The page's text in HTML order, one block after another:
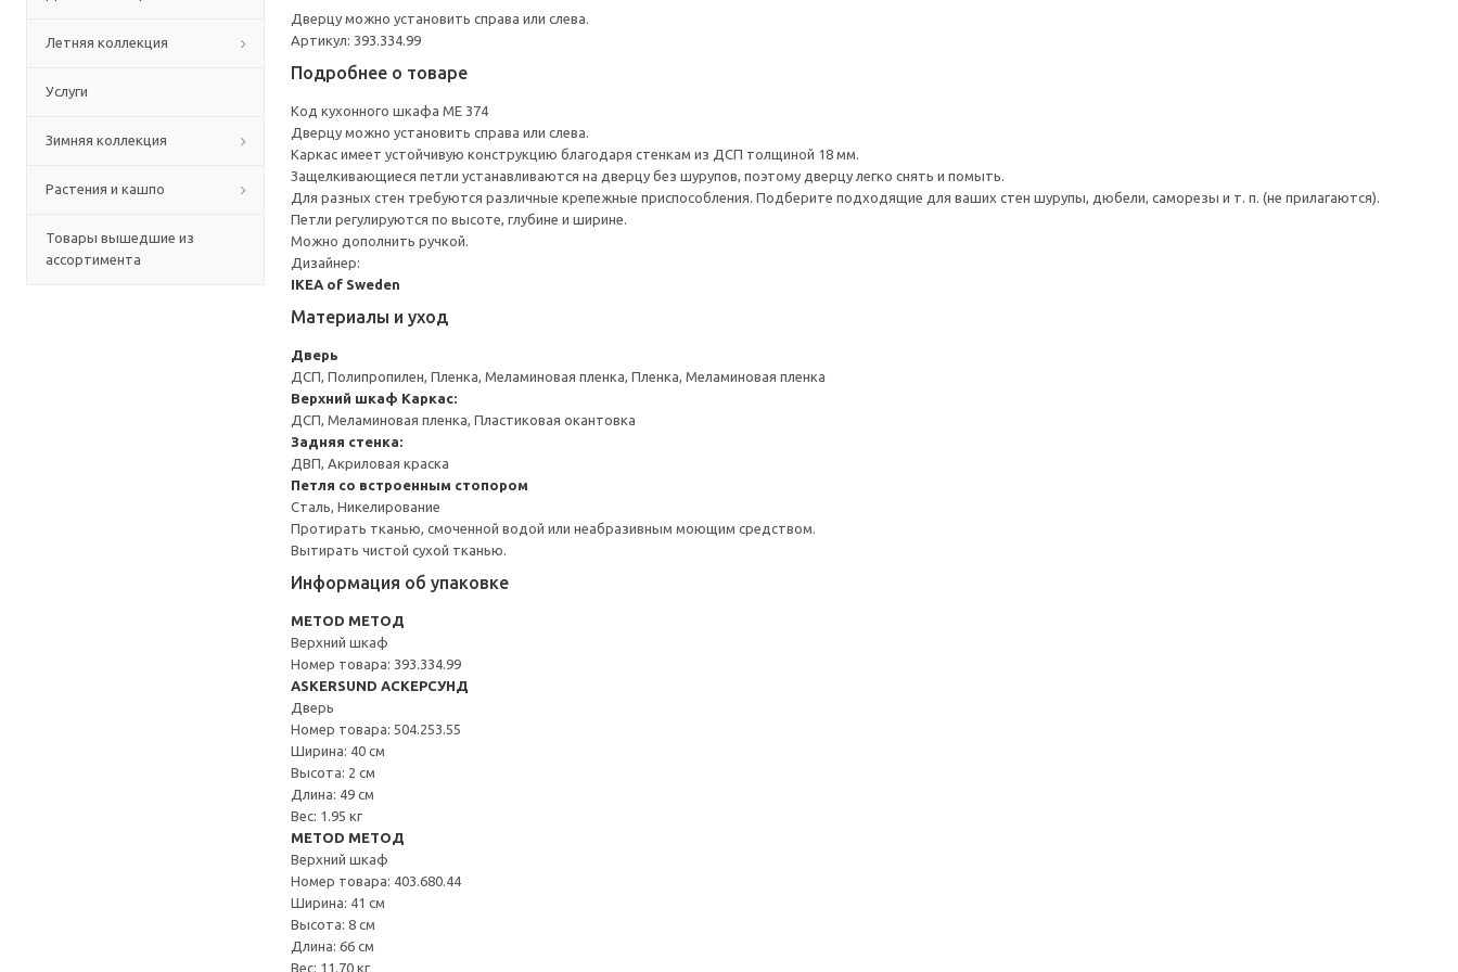
Летняя коллекция
Услуги
Зимняя коллекция
Растения и кашпо
Товары вышедшие из
ассортимента
Дверцу можно установить справа или слева.
Артикул: 393.334.99
Подробнее о товаре
Код кухонного шкафа ME 374
Дверцу можно установить справа или слева.
Каркас имеет устойчивую конструкцию благодаря стенкам из ДСП толщиной 18 мм.
Защелкивающиеся петли устанавливаются на дверцу без шурупов, поэтому дверцу легко снять и помыть.
Для разных стен требуются различные крепежные приспособления. Подберите подходящие для ваших стен шурупы, дюбели, саморезы и т. п. (не прилагаются).
Петли регулируются по высоте, глубине и ширине.
Можно дополнить ручкой.
Дизайнер:
IKEA of Sweden
Материалы и уход
Дверь
ДСП, Полипропилен, Пленка, Меламиновая пленка, Пленка, Меламиновая пленка
Верхний шкаф Каркас:
ДСП, Меламиновая пленка, Пластиковая окантовка
Задняя стенка:
ДВП, Акриловая краска
Петля со встроенным стопором
Сталь, Никелирование
Протирать тканью, смоченной водой или неабразивным моющим средством.
Вытирать чистой сухой тканью.
Информация об упаковке
METOD МЕТОД
Верхний шкаф
Номер товара: 393.334.99
ASKERSUND АСКЕРСУНД
Дверь
Номер товара: 504.253.55
Ширина: 40 см
Высота: 2 см
Длина: 49 см
Вес: 1.95 кг
METOD МЕТОД
Верхний шкаф
Номер товара: 403.680.44
Ширина: 41 см
Высота: 8 см
Длина: 66 см
Вес: 11.70 кг